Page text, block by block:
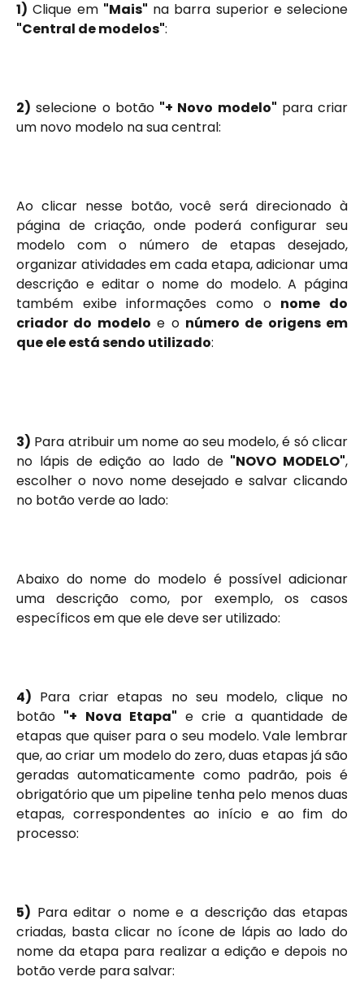
1) Clique em "Mais" na barra superior e selecione
"Central de modelos":
2) selecione o botão "+ Novo modelo" para criar
um novo modelo na sua central:
Ao clicar nesse botão, você será direcionado à
página de criação, onde poderá configurar seu
modelo com o número de etapas desejado,
organizar atividades em cada etapa, adicionar uma
descrição e editar o nome do modelo. A página
também exibe informações como o nome do
criador do modelo e o número de origens em
que ele está sendo utilizado:
3) Para atribuir um nome ao seu modelo, é só clicar
no lápis de edição ao lado de "NOVO MODELO",
escolher o novo nome desejado e salvar clicando
no botão verde ao lado:
Abaixo do nome do modelo é possível adicionar
uma descrição como, por exemplo, os casos
específicos em que ele deve ser utilizado:
4) Para criar etapas no seu modelo, clique no
botão "+ Nova Etapa" e crie a quantidade de
etapas que quiser para o seu modelo. Vale lembrar
que, ao criar um modelo do zero, duas etapas já são
geradas automaticamente como padrão, pois é
obrigatório que um pipeline tenha pelo menos duas
etapas, correspondentes ao início e ao fim do
processo:
5) Para editar o nome e a descrição das etapas
criadas, basta clicar no ícone de lápis ao lado do
nome da etapa para realizar a edição e depois no
botão verde para salvar: